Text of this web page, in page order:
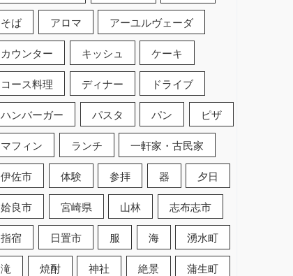
そば アロマ アーユルヴェーダ
カウンター キッシュ ケーキ
コース料理 ディナー ドライブ
ハンバーガー パスタ パン ピザ
マフィン ランチ 一軒家・古民家
伊佐市 体験 参拝 器 夕日
姶良市 宮崎県 山林 志布志市
指宿 日置市 服 海 湧水町
滝 焼酎 神社 絶景 蒲生町